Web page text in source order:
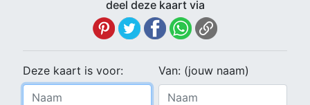
deel deze kaart via
Deze kaart is voor: Van: (jouw naam)